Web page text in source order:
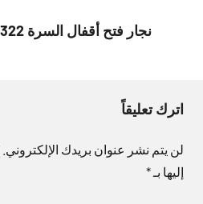
اترك تعليقاً
لن يتم نشر عنوان بريدك الإلكتروني.
إليها بـ*